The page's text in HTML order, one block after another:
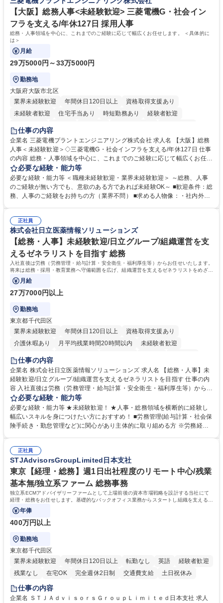
待され。組織を支えるスペシャリストとして、チームに貢献し、結果的に
社員から頼られる存在になることができます。平均19:30の退勤以降の業
務の持ち帰りも禁止されており、メリハリのある働き方となります。 学
歴・資格 学歴：大学院 大学 高専 短大 語学力： 資格：
【大阪】総務人事<未経験歓迎> 三菱電機G・社会イン
フラを支える/年休127日 採用人事
総務・人事領域を中心に、これまでのご経験に応じて幅広くお任せします。 ＜具体的に
は＞
月給
29万5000円～33万5000円
勤務地
大阪府大阪市北区
業界未経験歓迎
年間休日120日以上
資格取得支援あり
未経験者歓迎
住宅手当あり 時短勤務あり
経験者歓迎
退職金あり
駅近5分以内
土日祝休み 服装自由 寮・社宅あり 食事補助あり
仕事の内容
企業名 三菱電機プラントエンジニアリング株式会社 求人名 【大阪】総務
人事＜未経験歓迎＞◇三菱電機G・社会インフラを支える/年休127日 仕事
の内容 総務・人事領域を中心に、これまでのご経験に応じて幅広くお任せ
します。 ＜具体的には＞ ・総務/人事労務（給与・社保・勤怠管理など）
・採用・教育研修 ・福利厚生運用 など ※基本的には事務所勤務ですが、
採用や教育等の業務内容により、関西圏以外への日帰り・宿泊を伴う国内
出張もございます。 ※担当業務を持ちつつ、お互いに助け合いながら、総
必要な経験・能力等
必要な経験・能力等 ＜職種未経験歓迎・業界未経験歓迎＞ ～総務、人事
のご経験が無い方でも、意欲のある方であれば未経験OK～ ■歓迎条件：総
務、人事のご経験をお持ちの方（業界不問） ■求める人物像：・社内外の
正社員
株式会社日立医薬情報ソリューションズ
【総務・人事】未経験歓迎/日立グループ/組織運営を支
えるゼネラリストを目指す 総務
入社直後は労務（労務管理・給与計算・安全衛生・福利厚生等）からお任せいたします。
将来は総務・採用・教育業務へ守備範囲を広げ、組織運営を支えるゼネラリストをめざせ
ます。
月給
27万7000円以上
勤務地
東京都千代田区
業界未経験歓迎
年間休日120日以上
資格取得支援あり
介護休暇あり
月平均残業時間20時間以内
未経験者歓迎
住宅手当あり
育休あり
完全週休2日制 交通費支給 土日祝休み 寮・社宅あり
仕事の内容
企業名 株式会社日立医薬情報ソリューションズ 求人名 【総務・人事】未
経験歓迎/日立グループ/組織運営を支えるゼネラリストを目指す 仕事の内
容 入社直後は労務（労務管理・給与計算・安全衛生・福利厚生等）からお
任せいたします。将来は総務・採用・教育業務へ守備範囲を広げ、組織運
営を支えるゼネラリストをめざせます。 ・初期業務：労働時間管理、給与
計算、社会保険対応、福利厚生管理、安全衛生、健康経営推進等をお任せ
します。ご経験に応じて、休職者管理など、幅広く経験を積んでいただき
幅広く経験を積みたい意欲がある方に最適な環境です。 募集職種 【総
務・人事】未経験歓迎/日立グループ/組織運営を支えるゼネラリストを目
指す
必要な経験・能力等
必要な経験・能力等 ★未経験歓迎！ ★人事・総務領域を横断的に経験し
幅広いスキルを身につけたい方におすすめ！ ■労務管理(給与計算・社会保
険手続き・勤怠管理など)に関心があり主体的に取り組める方 ※労務経験
のご経験 ■労務管理（給与計算・社会保険手続き・勤怠管理など）の経験
■衛生管理者の資格をお持ちの方 学歴・資格 学歴：大学院 大学 高専 短大
専修学校 高校 語学力： 資格：
正社員
STJAdvisorsGroupLimited日本支社
東京【経理・総務】週1日出社程度のリモート中心/残業
基本無/独立系ファーム 総務事務
独立系ECMアドバイザリーファームとして上場前後の資本市場戦略を設計する当社にて
経理・総務をお任せします。基礎的なバックオフィス業務からスタートし組織を支える専
任担当として広く活躍できる環境です。
年俸
400万円以上
勤務地
東京都千代田区
業界未経験歓迎
年間休日120日以上 転勤なし 英語
経験者歓迎
残業なし
在宅OK 完全週休2日制 交通費支給 土日祝休み
仕事の内容
企業名 ＳＴＪＡｄｖｉｓｏｒｓＧｒｏｕｐＬｉｍｉｔｅｄ日本支社 求人